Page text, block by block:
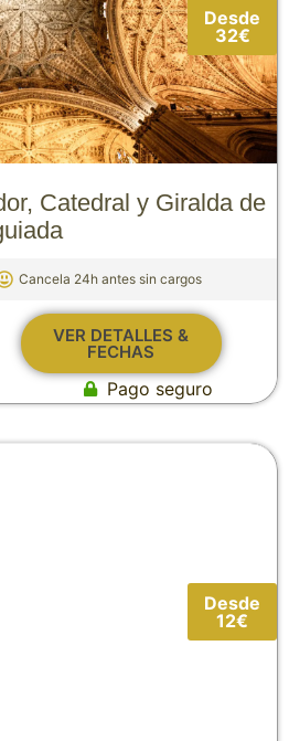
Desde
32€
Catedral y Giralda de
Cancela 24h antes sin cargos
VER DETALLES &
FECHAS
Pago seguro
Desde
12€